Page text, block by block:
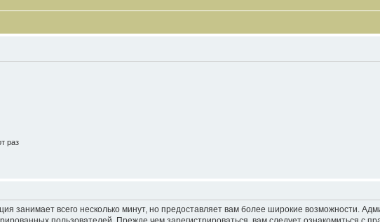
раз
занимает всего несколько минут, но предоставляет вам более широкие возможности.